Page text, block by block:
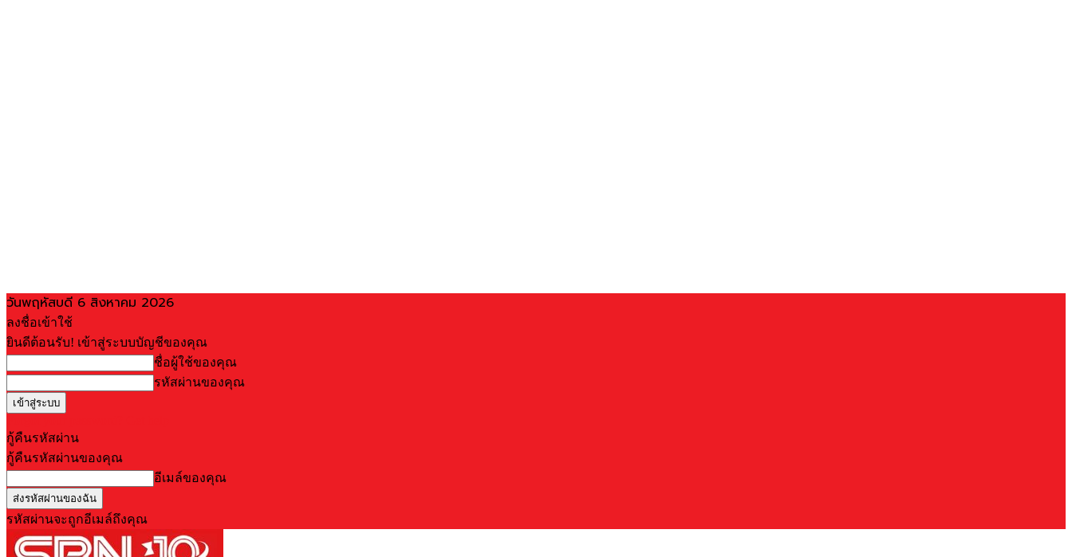
วันพฤหัสบดี 6 สิงหาคม 2026
ลงชื่อเข้าใช้
ยินดีต้อนรับ! เข้าสู่ระบบบัญชีของคุณ
ชื่อผู้ใช้ของคุณ
รหัสผ่านของคุณ
กู้คืนรหัสผ่าน
กู้คืนรหัสผ่านของคุณ
อีเมล์ของคุณ
รหัสผ่านจะถูกอีเมล์ถึงคุณ